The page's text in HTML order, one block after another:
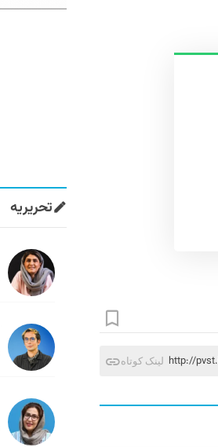
لینک کوتاه http://
تحریریه